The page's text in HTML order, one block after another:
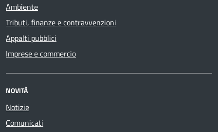
Ambiente
Tributi, finanze e contravvenzioni
Appalti pubblici
Imprese e commercio
NOVITÀ
Notizie
Comunicati